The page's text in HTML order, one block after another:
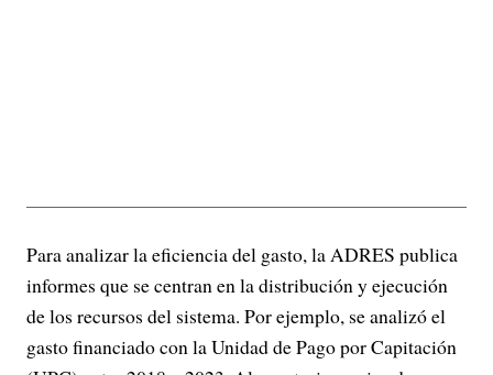
Para analizar la eficiencia del gasto, la ADRES publica
informes que se centran en la distribución y ejecución
de los recursos del sistema. Por ejemplo, se analizó el
gasto financiado con la Unidad de Pago por Capitación